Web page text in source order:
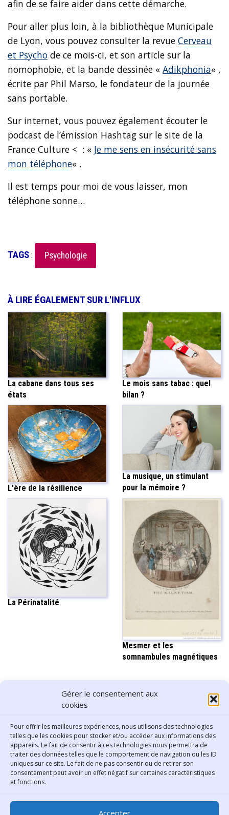
Gérer le consentement aux
cookies
Pour offrir les meilleures expériences, nous utilisons des technologies
telles que les cookies pour stocker et/ou accéder aux informations des
appareils. Le fait de consentir à ces technologies nous permettra de
traiter des données telles que le comportement de navigation ou les ID
uniques sur ce site. Le fait de ne pas consentir ou de retirer son
consentement peut avoir un effet négatif sur certaines caractéristiques
et fonctions.
Accepter
afin de se faire aider dans cette démarche.
Pour aller plus loin, à la bibliothèque Municipale
de Lyon, vous pouvez consulter la revue Cerveau
et Psycho de ce mois-ci, et son article sur la
nomophobie, et la bande dessinée « Adikphonia« ,
écrite par Phil Marso, le fondateur de la journée
sans portable.
Sur internet, vous pouvez également écouter le
podcast de l’émission Hashtag sur le site de la
France Culture < : « Je me sens en insécurité sans
mon téléphone« .
Il est temps pour moi de vous laisser, mon
téléphone sonne…
TAGS: Psychologie
À LIRE ÉGALEMENT SUR L'INFLUX
La cabane dans tous ses
états
Le mois sans tabac : quel
bilan ?
L'ère de la résilience
La musique, un stimulant
pour la mémoire ?
La Périnatalité
Mesmer et les
somnambules magnétiques
PARTAGER CET ARTICLE
Bibliothèque municipale de